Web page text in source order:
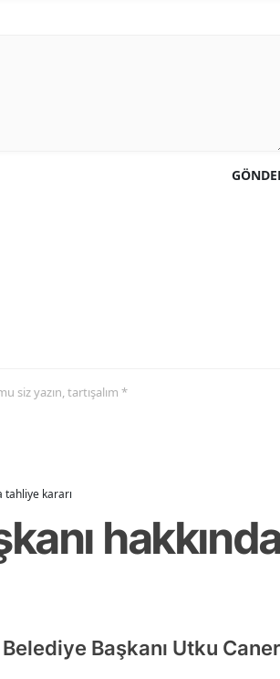
siz yazın, tartışalım *
tahliye kararı
Başkanı Utku